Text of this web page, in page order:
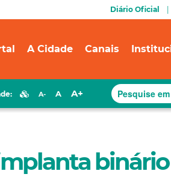
Diário Oficial
A Cidade Canais
A- A A+